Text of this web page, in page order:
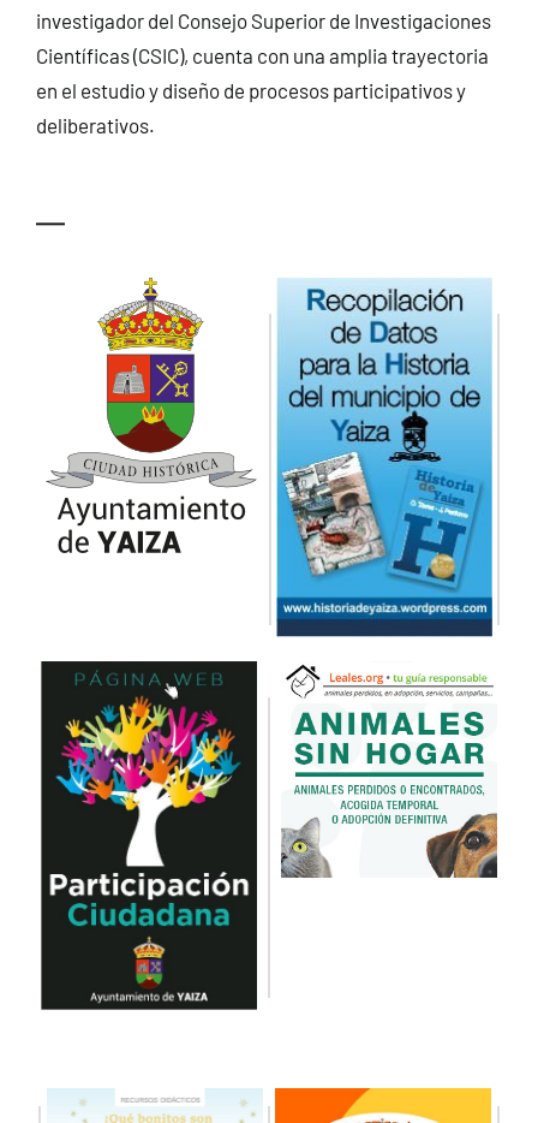
investigador del Consejo Superior de Investigaciones
Científicas (CSIC), cuenta con una amplia trayectoria
en el estudio y diseño de procesos participativos y
deliberativos.
—